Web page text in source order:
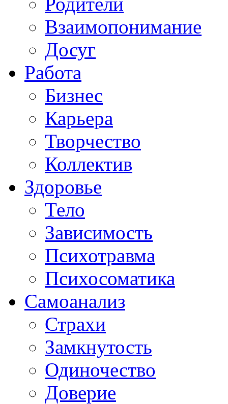
Взаимопонимание
Досуг
Работа
Бизнес
Карьера
Творчество
Коллектив
Здоровье
Тело
Зависимость
Психотравма
Психосоматика
Самоанализ
Страхи
Замкнутость
Одиночество
Доверие